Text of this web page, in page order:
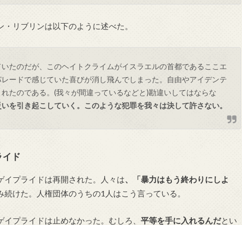
リブリンは以下のように述べた。
たのだが、このヘイトクライムがイスラエルの首都であるここエ
ードで感じていた喜びが消し飛んでしまった。自由やアイデンテ
たのである。(我々が間違っているなどと)勘違いしてはならな
を引き起こしていく。このような犯罪を我々は決して許さない。
ド
イプライドは再開された。人々は、「暴力はもう終わりにしよ
けた。人権団体のうちの1人はこう言っている。
イプライドは止めなかった。むしろ、 平等を手に入れるんだとい